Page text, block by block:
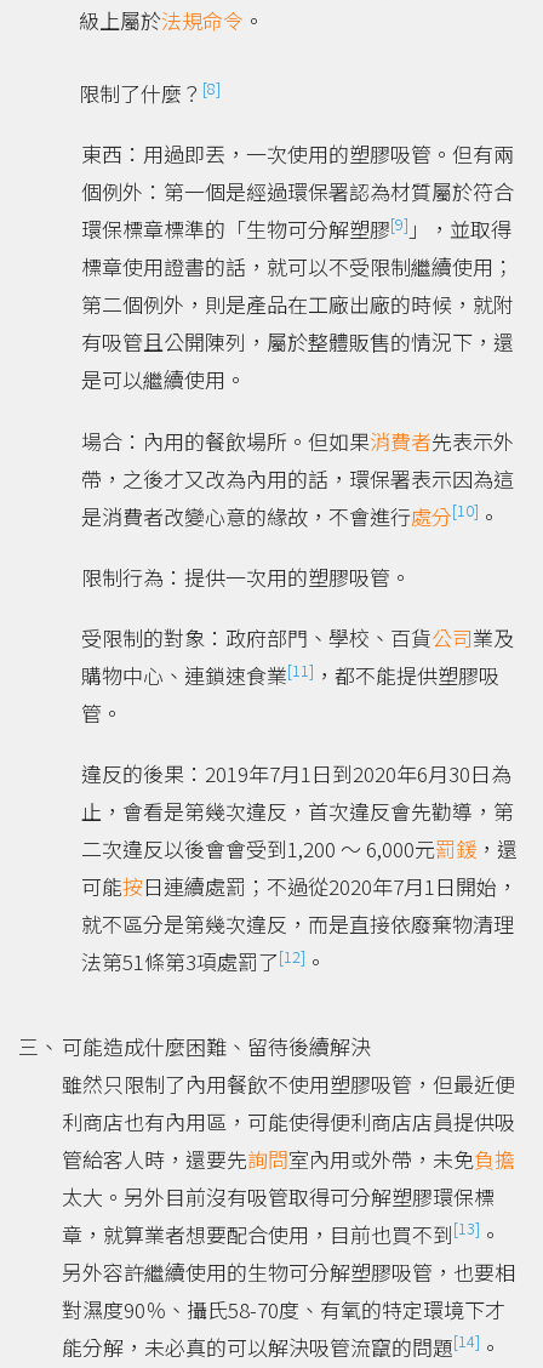
級上屬於法規命令 。
限制了什麼？ [8]
東西：用過即丟，一次使用的塑膠吸管。但有兩
個例外：第一個是經過環保署認為材質屬於符合
環保標章標準的「生物可分解塑膠[9] 」，並取得
標章使用證書的話，就可以不受限制繼續使用；
第二個例外，則是產品在工廠出廠的時候，就附
有吸管且公開陳列，屬於整體販售的情況下，還
是可以繼續使用。
場合：內用的餐飲場所。但如果消費者先表示外
帶，之後才又改為內用的話，環保署表示因為這
是消費者改變心意的緣故，不會進行處分[10] 。
限制行為：提供一次用的塑膠吸管。
受限制的對象：政府部門、學校、百貨公司業及
購物中心、連鎖速食業[11] ，都不能提供塑膠吸
管。
違反的後果：2019年7月1日到2020年6月30日為
止，會看是第幾次違反，首次違反會先勸導，第
二次違反以後會會受到1,200 ～ 6,000元罰鍰 ，還
可能按日連續處罰；不過從2020年7月1日開始，
就不區分是第幾次違反，而是直接依廢棄物清理
法第51條第3項處罰了[12] 。
可能造成什麼困難、留待後續解決
雖然只限制了內用餐飲不使用塑膠吸管，但最近便
利商店也有內用區，可能使得便利商店店員提供吸
管給客人時，還要先詢問室內用或外帶，未免負擔
太大。另外目前沒有吸管取得可分解塑膠環保標
章，就算業者想要配合使用，目前也買不到[13] 。
另外容許繼續使用的生物可分解塑膠吸管，也要相
對濕度90％、攝氏58-70度、有氧的特定環境下才
能分解，未必真的可以解決吸管流竄的問題[14] 。